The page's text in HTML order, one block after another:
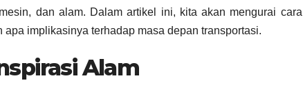
dan alam. Dalam artikel ini, kita akan mengurai cara
implikasinya terhadap masa depan transportasi.
Alam